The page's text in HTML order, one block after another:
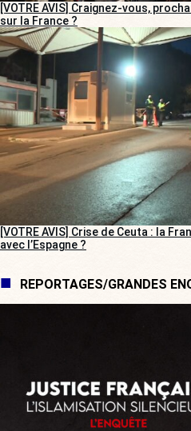
[VOTRE AVIS] Craignez-vous,
sur la France ?
[VOTRE AVIS] Crise de Ceuta : la
avec l’Espagne ?
REPORTAGES/GRANDES